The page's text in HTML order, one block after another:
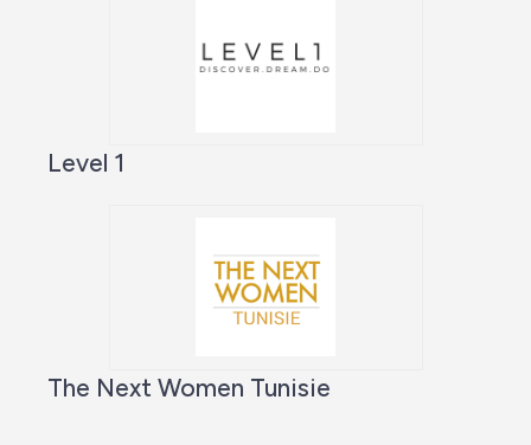
Level 1
The Next Women Tunisie